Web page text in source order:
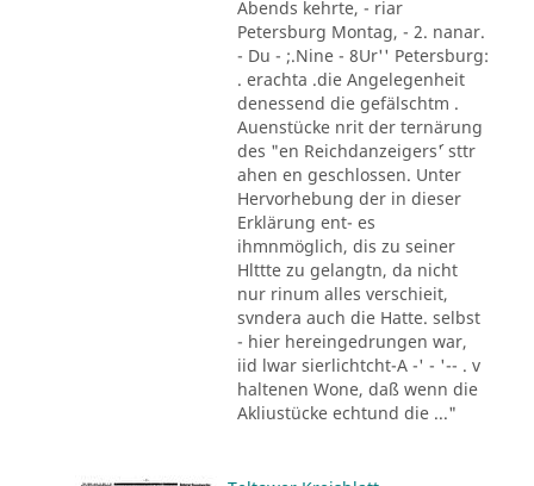
Abends kehrte, - riar
Petersburg Montag, - 2. nanar.
- Du - ;.Nine - 8Ur'' Petersburg:
. erachta .die Angelegenheit
denessend die gefälschtm .
Auenstücke nrit der ternärung
des "en Reichdanzeigers´' sttr
ahen en geschlossen. Unter
Hervorhebung der in dieser
Erklärung ent- es
ihmnmöglich, dis zu seiner
Hlttte zu gelangtn, da nicht
nur rinum alles verschieit,
svndera auch die Hatte. selbst
- hier hereingedrungen war,
iid lwar sierlichtcht-A -' - '-- . v
haltenen Wone, daß wenn die
Akliustücke echtund die ..."